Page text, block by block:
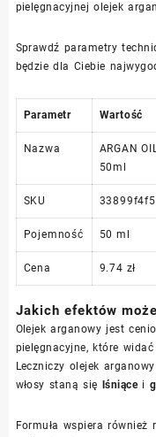
pielęgnacyjnej olejek
Sprawdź parametry
będzie dla Ciebie
Parametr Wartość
Nazwa
ARGAN
50ml
SKU
Pojemność 50 ml
Cena 9.74 zł
Jakich efektów
Olejek arganowy jest
pielęgnacyjne, które
Leczniczy olejek
włosy staną się
lśniącei
Formuła wspiera również